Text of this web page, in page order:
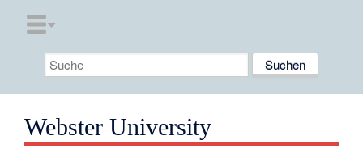
Webster University